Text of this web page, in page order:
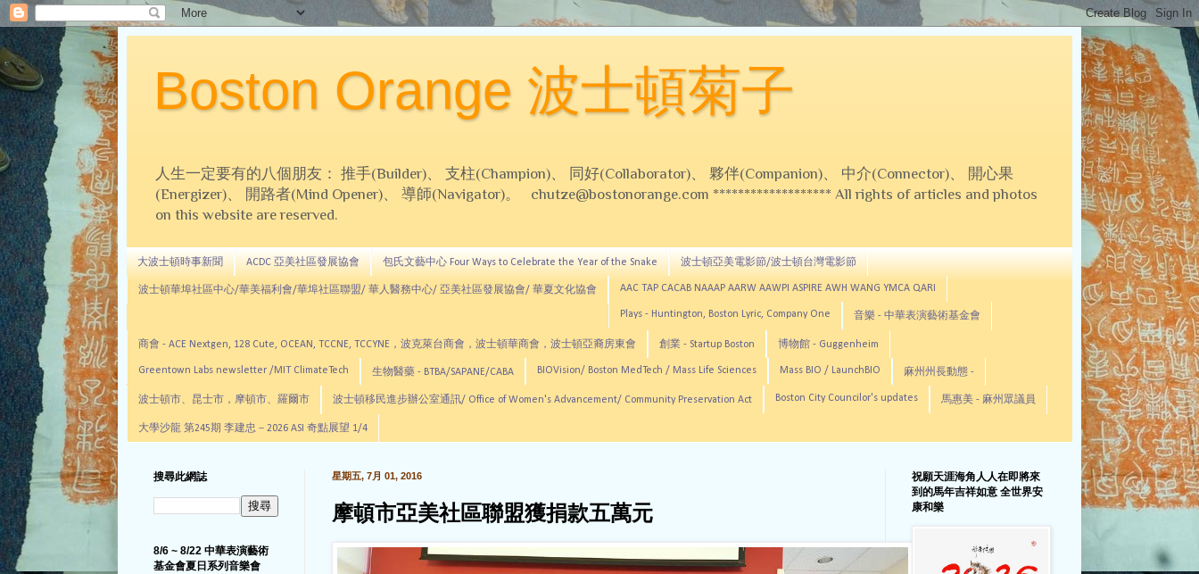
Boston Orange 波士頓菊子
人生一定要有的八個朋友： 推手(Builder)、 支柱(Champion)、 同好(Collaborator)、 夥伴(Companion)、 中介(Connector)、 開心果
(Energizer)、 開路者(Mind Opener)、 導師(Navigator)。 chutze@bostonorange.com ******************* All rights of articles and photos
on this website are reserved.
大波士頓時事新聞 ACDC 亞美社區發展協會 包氏文藝中心 Four Ways to Celebrate the Year of the Snake 波士頓亞美電影節/波士頓台灣電影節
波士頓華埠社區中心/華美福利會/華埠社區聯盟/ 華人醫務中心/ 亞美社區發展協會/ 華夏文化協會 AAC TAP CACAB NAAAP AARW AAWPI ASPIRE AWH WANG YMCA QARI
Plays - Huntington, Boston Lyric, Company One 音樂 - 中華表演藝術基金會
商會 - ACE Nextgen, 128 Cute, OCEAN, TCCNE, TCCYNE，波克萊台商會，波士頓華商會，波士頓亞裔房東會 創業 - Startup Boston 博物館 - Guggenheim
Greentown Labs newsletter /MIT ClimateTech 生物醫藥 - BTBA/SAPANE/CABA BIOVision/ Boston MedTech / Mass Life Sciences Mass BIO / LaunchBIO 麻州州長動態 -
波士頓市、昆士市，摩頓市、羅爾市 波士頓移民進步辦公室通訊/ Office of Women's Advancement/ Community Preservation Act Boston City Councilor's updates 馬惠美 - 麻州眾議員
大學沙龍 第245期 李建忠－2026 ASI 奇點展望 1/4
星期五, 7月 01, 2016
摩頓市亞美社區聯盟獲捐款五萬元
搜尋此網誌
8/6 ~ 8/22 中華表演藝術
基金會夏日系列音樂會
祝願天涯海角人人在即將來
到的馬年吉祥如意 全世界安
康和樂